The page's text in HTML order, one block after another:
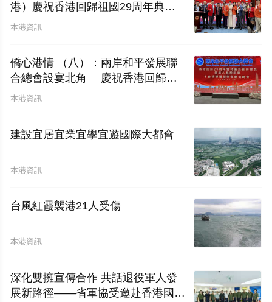
港）慶祝香港回歸祖國29周年典禮
圓滿舉行
本港資訊
僑心港情 （八）：兩岸和平發展聯
合總會設宴北角 慶祝香港回歸二
十九周年暨林廣兆首席會長榮膺大紫
本港資訊
建設宜居宜業宜學宜遊國際大都會
本港資訊
台風紅霞襲港21人受傷
本港資訊
深化雙擁宣傳合作 共話退役軍人發
展新路徑——省軍協受邀赴香港國際